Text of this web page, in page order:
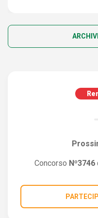
Concorso Nº3746